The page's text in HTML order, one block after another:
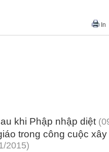
In
khi Phập nhập diệt
trong công cuộc
2015)